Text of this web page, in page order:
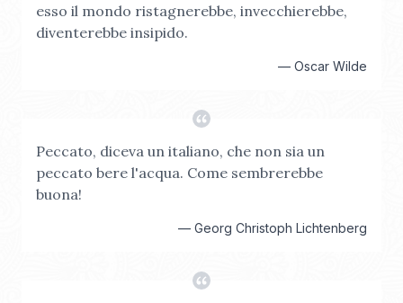
esso il mondo ristagnerebbe, invecchierebbe,
diventerebbe insipido.
— Oscar Wilde
Peccato, diceva un italiano, che non sia un
peccato bere l'acqua. Come sembrerebbe
buona!
— Georg Christoph Lichtenberg